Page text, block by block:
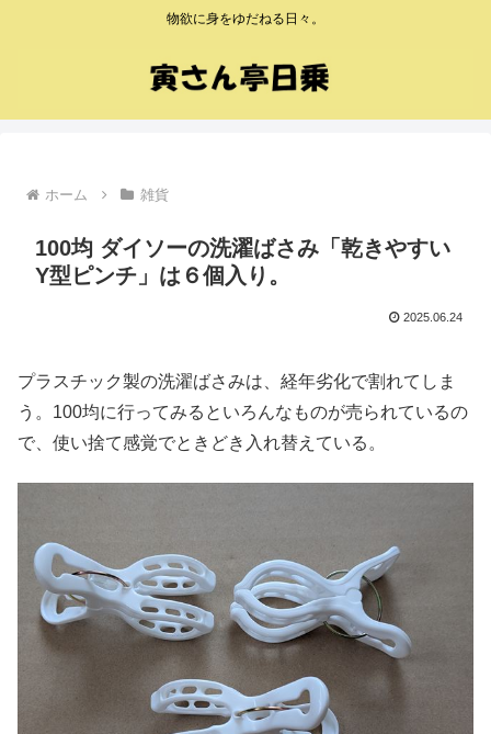
物欲に身をゆだねる日々。
ホーム 雑貨
100均 ダイソーの洗濯ばさみ「乾きやすい
Y型ピンチ」は６個入り。
2025.06.24
プラスチック製の洗濯ばさみは、経年劣化で割れてしま
う。100均に行ってみるといろんなものが売られているの
で、使い捨て感覚でときどき入れ替えている。